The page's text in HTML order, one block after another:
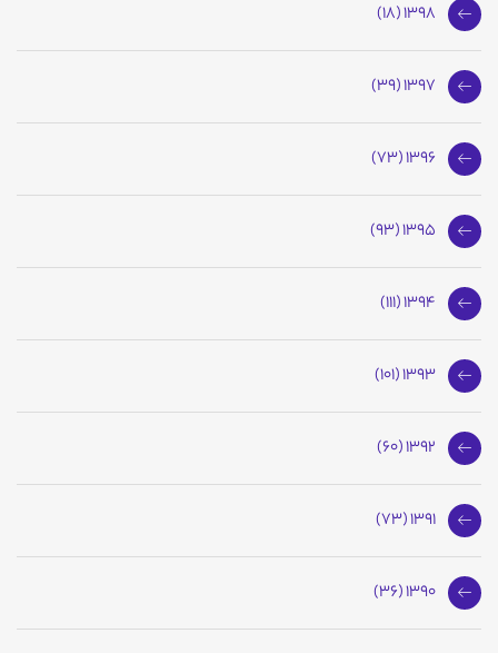
1398 (18)
1397 (39)
1396 (73)
1395 (93)
1394 (111)
1393 (101)
1392 (60)
1391 (73)
1390 (36)